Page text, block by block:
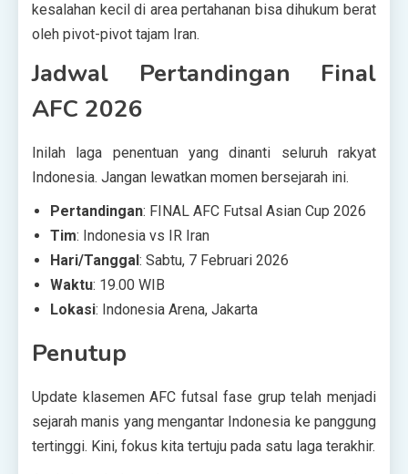
kesalahan kecil di area pertahanan bisa dihukum berat
oleh pivot-pivot tajam Iran.
Jadwal Pertandingan Final
AFC 2026
Inilah laga penentuan yang dinanti seluruh rakyat
Indonesia. Jangan lewatkan momen bersejarah ini.
Pertandingan: FINAL AFC Futsal Asian Cup 2026
Tim: Indonesia vs IR Iran
Hari/Tanggal : Sabtu, 7 Februari 2026
Waktu: 19.00 WIB
Lokasi: Indonesia Arena, Jakarta
Penutup
Update klasemen AFC futsal fase grup telah menjadi
sejarah manis yang mengantar Indonesia ke panggung
tertinggi. Kini, fokus kita tertuju pada satu laga terakhir.